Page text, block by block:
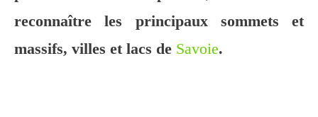
reconnaître les principaux sommets et
massifs, villes et lacs de Savoie.